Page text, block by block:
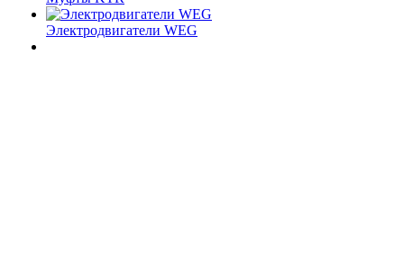
Электродвигатели WEG